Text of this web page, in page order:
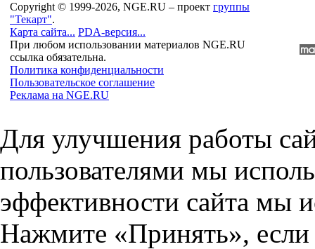
Copyright © 1999-2026, NGE.RU – проект группы
"Текарт".
Карта сайта... PDA-версия...
При любом использовании материалов NGE.RU
ссылка обязательна.
Политика конфиденциальности
Пользовательское соглашение
Реклама на NGE.RU
Для улучшения работы
пользователями мы
эффективности сайта мы
Нажмите «Принять», если